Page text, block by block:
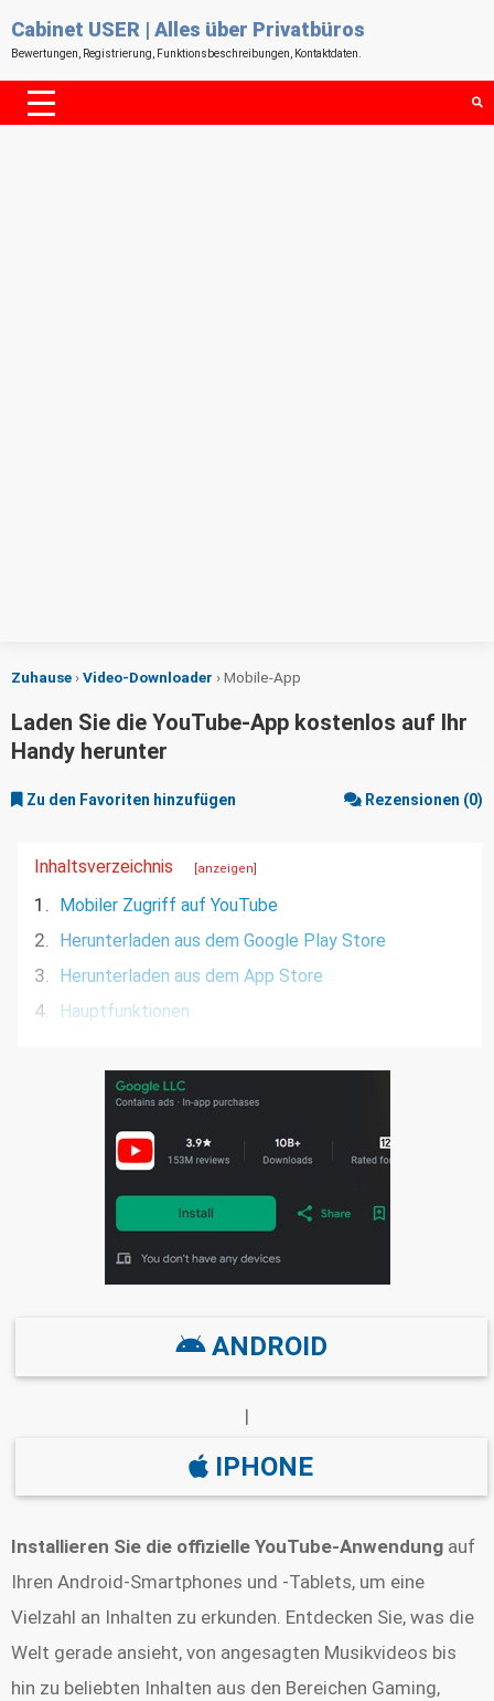
Cabinet USER | Alles über Privatbüros
Bewertungen, Registrierung, Funktionsbeschreibungen, Kontaktdaten.
Zuhause ›Video-Downloader ›Mobile-App
Laden Sie die YouTube-App kostenlos auf Ihr
Handy herunter
Zu den Favoriten hinzufügen Rezensionen (0)
Inhaltsverzeichnis [anzeigen]
1. Mobiler Zugriff auf YouTube
2. Herunterladen aus dem Google Play Store
3. Herunterladen aus dem App Store
4. Hauptfunktionen
ANDROID
|
IPHONE
Installieren Sie die offizielle YouTube-Anwendung auf
Ihren Android-Smartphones und -Tablets, um eine
Vielzahl an Inhalten zu erkunden. Entdecken Sie, was die
Welt gerade ansieht, von angesagten Musikvideos bis
hin zu beliebten Inhalten aus den Bereichen Gaming,